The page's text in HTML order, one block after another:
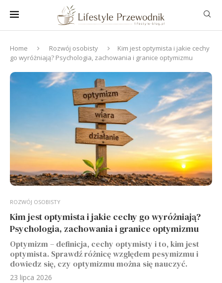
Home Rozwój osobisty
Kim jest optymista i jakie cechy
go wyróżniają? Psychologia, zachowania i granice optymizmu
ROZWÓJ OSOBISTY
Kim jest optymista i jakie cechy go wyróżniają?
Psychologia, zachowania i granice optymizmu
Optymizm – definicja, cechy optymisty i to, kim jest
optymista. Sprawdź różnicę względem pesymizmu i
dowiedz się, czy optymizmu można się nauczyć.
23 lipca 2026